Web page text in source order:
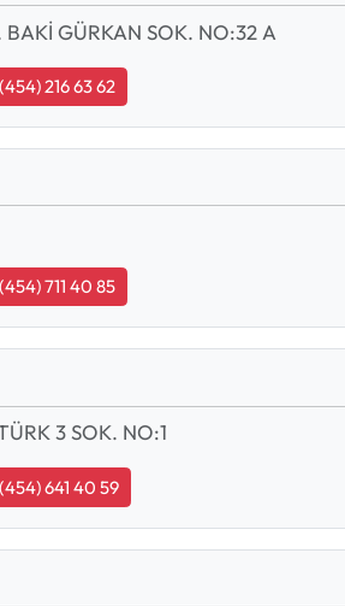
GÜRKAN SOK. NO:32 A
216 63 62
711 40 85
3 SOK. NO:1
641 40 59